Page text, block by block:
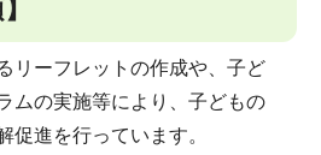
リーフレットの作成や、子ど
ムの実施等により、子どもの
促進を行っています。